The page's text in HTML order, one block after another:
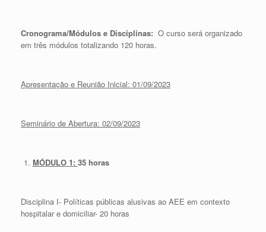
Cronograma/Módulos e Disciplinas: O curso será organizado
em três módulos totalizando 120 horas.
Apresentação e Reunião Inicial: 01/09/2023
Seminário de Abertura: 02/09/2023
MÓDULO 1: 35 horas
Disciplina I- Políticas públicas alusivas ao AEE em contexto
hospitalar e domiciliar- 20 horas